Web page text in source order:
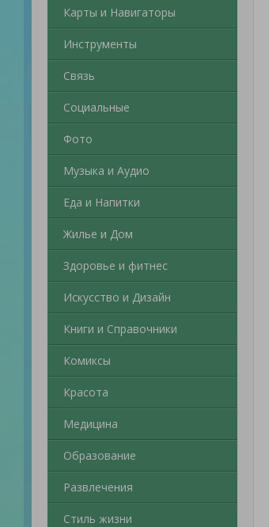
Карты и Навигаторы
Инструменты
Связь
Социальные
Фото
Музыка и Аудио
Еда и Напитки
Жилье и Дом
Здоровье и фитнес
Искусство и Дизайн
Книги и Справочники
Комиксы
Красота
Медицина
Образование
Развлечения
Стиль жизни